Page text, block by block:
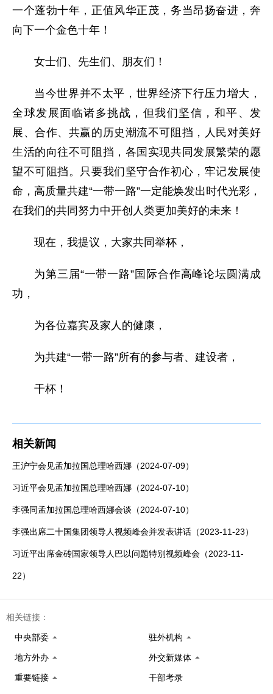
一个蓬勃十年，正值风华正茂，务当昂扬奋进，奔
向下一个金色十年！
女士们、先生们、朋友们！
当今世界并不太平，世界经济下行压力增大，
全球发展面临诸多挑战，但我们坚信，和平、发
展、合作、共赢的历史潮流不可阻挡，人民对美好
生活的向往不可阻挡，各国实现共同发展繁荣的愿
望不可阻挡。只要我们坚守合作初心，牢记发展使
命，高质量共建“一带一路”一定能焕发出时代光彩，
在我们的共同努力中开创人类更加美好的未来！
现在，我提议，大家共同举杯，
为第三届“一带一路”国际合作高峰论坛圆满成
功，
为各位嘉宾及家人的健康，
为共建“一带一路”所有的参与者、建设者，
干杯！
相关新闻
王沪宁会见孟加拉国总理哈西娜（2024-07-09）
习近平会见孟加拉国总理哈西娜（2024-07-10）
李强同孟加拉国总理哈西娜会谈（2024-07-10）
李强出席二十国集团领导人视频峰会并发表讲话（2023-11-23）
习近平出席金砖国家领导人巴以问题特别视频峰会（2023-11-
22）
相关链接：
中央部委 驻外机构
地方外办 外交新媒体
重要链接 干部考录